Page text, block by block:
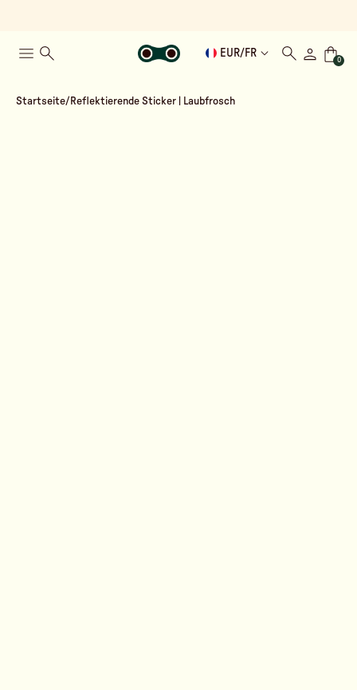
EUR/ FR
0
Startseite Reflektierende Sticker | Laubfrosch